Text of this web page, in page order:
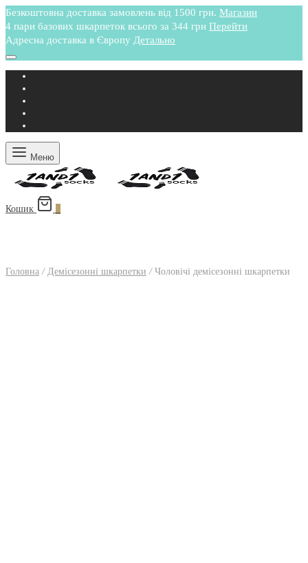
Безкоштовна доставка замовлень від 1500 грн. Магазин
4 пари базових шкарпеток всього за 344 грн Перейти
Адресна доставка в Європу Детально
Меню
Кошик
Головна / Демісезонні шкарпетки /Чоловічі демісезонні шкарпетки